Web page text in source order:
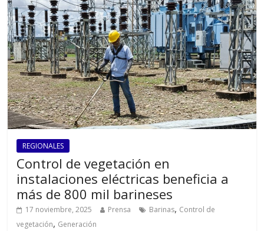
REGIONALES
Control de vegetación en
instalaciones eléctricas beneficia a
más de 800 mil barineses
17 noviembre, 2025 Prensa Barinas, Control de
vegetación, Generación